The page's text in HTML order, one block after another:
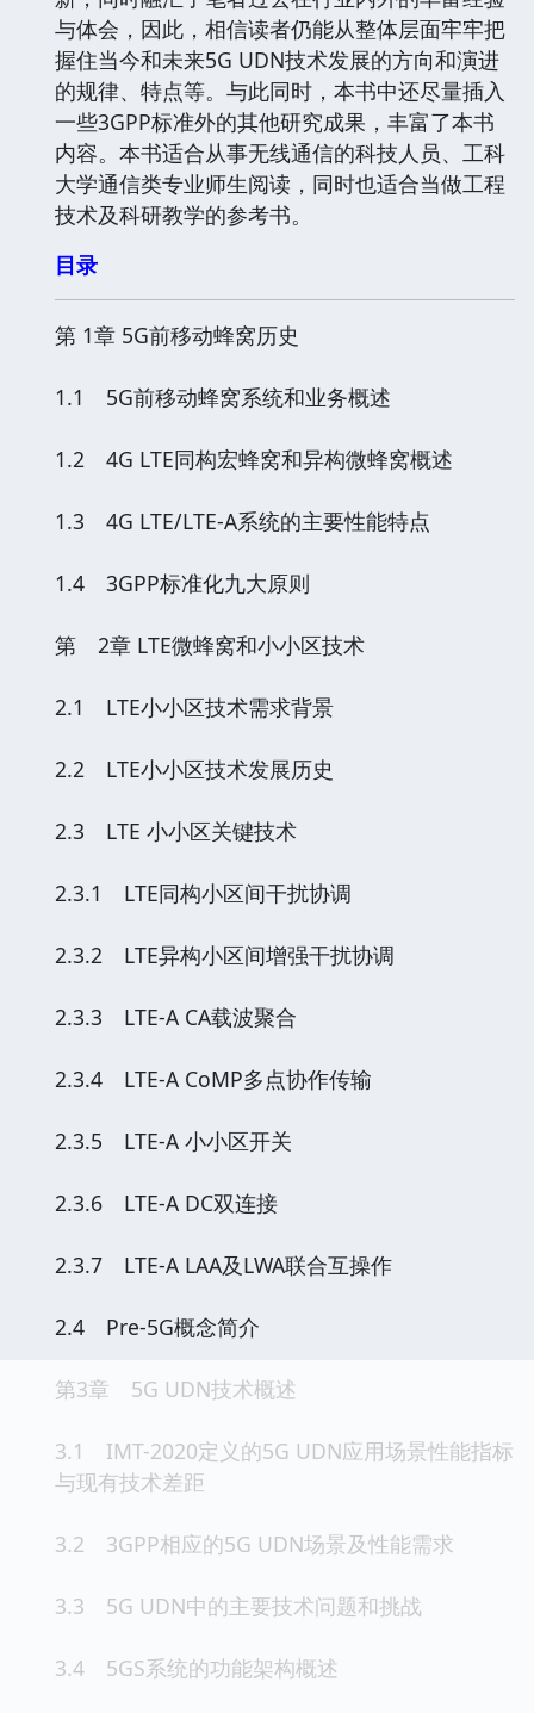
与体会，因此，相信读者仍能从整体层面牢牢把
握住当今和未来5G UDN技术发展的方向和演进
的规律、特点等。与此同时，本书中还尽量插入
一些3GPP标准外的其他研究成果，丰富了本书
内容。本书适合从事无线通信的科技人员、工科
大学通信类专业师生阅读，同时也适合当做工程
技术及科研教学的参考书。
目录
第 1章 5G前移动蜂窝历史
1.1 5G前移动蜂窝系统和业务概述
1.2 4G LTE同构宏蜂窝和异构微蜂窝概述
1.3 4G LTE/LTE-A系统的主要性能特点
1.4 3GPP标准化九大原则
第 2章 LTE微蜂窝和小小区技术
2.1 LTE小小区技术需求背景
2.2 LTE小小区技术发展历史
2.3 LTE 小小区关键技术
2.3.1 LTE同构小区间干扰协调
2.3.2 LTE异构小区间增强干扰协调
2.3.3 LTE-A CA载波聚合
2.3.4 LTE-A CoMP多点协作传输
2.3.5 LTE-A 小小区开关
2.3.6 LTE-A DC双连接
2.3.7 LTE-A LAA及LWA联合互操作
2.4 Pre-5G概念简介
第3章 5G UDN技术概述
3.1 IMT-2020定义的5G UDN应用场景性能指标
与现有技术差距
3.2 3GPP相应的5G UDN场景及性能需求
3.3 5G UDN中的主要技术问题和挑战
3.4 5GS系统的功能架构概述